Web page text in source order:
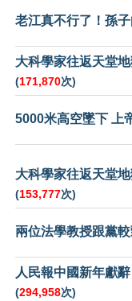
老江真不行了！孫
大科學家往返天堂
(171,870次)
5000米高空墜下 上
大科學家往返天堂
(153,777次)
兩位法學教授跟黨
人民報中國新年獻
(294,958次)